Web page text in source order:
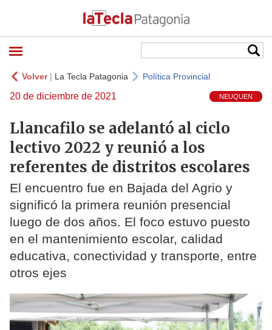
Volver| La Tecla Patagonia Política Provincial
20 de diciembre de 2021 NEUQUEN
Llancafilo se adelantó al ciclo
lectivo 2022 y reunió a los
referentes de distritos escolares
El encuentro fue en Bajada del Agrio y
significó la primera reunión presencial
luego de dos años. El foco estuvo puesto
en el mantenimiento escolar, calidad
educativa, conectividad y transporte, entre
otros ejes